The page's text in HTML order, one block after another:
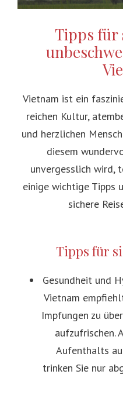
Tipps für
Vietnam ist ein
reichen Kultur,
und herzlichen
diesem
unvergesslich wird,
einige wichtige Tipps
sichere
Tipps für
Gesundheit und
Vietnam
Impfungen zu
aufzufrischen.
Aufenthalts
trinken Sie nur